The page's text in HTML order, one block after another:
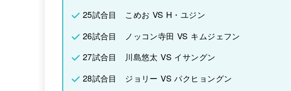
25試合目 こめお VS H・ユジン
26試合目 ノッコン寺田 VS キムジェフン
27試合目 川島悠太 VS イサングン
28試合目 ジョリー VS パクヒョングン